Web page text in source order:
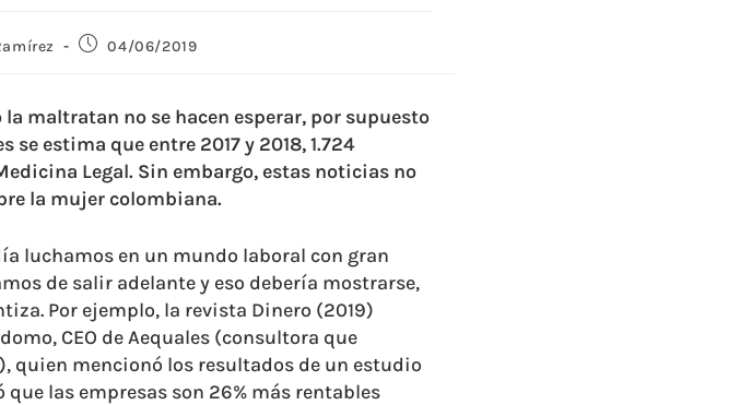
04/06/2019
maltratan no se hacen esperar, por supuesto
estima que entre 2017 y 2018, 1.724
Legal. Sin embargo, estas noticias no
la mujer colombiana.
luchamos en un mundo laboral con gran
de salir adelante y eso debería mostrarse,
Por ejemplo, la revista Dinero (2019)
CEO de Aequales (consultora que
quien mencionó los resultados de un estudio
las empresas son 26% más rentables